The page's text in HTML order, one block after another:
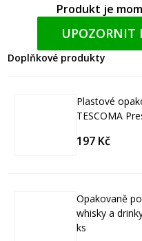
Produkt je
UPOZORNIT
Doplňkové produkty
Plastové
TESCOMA
197 Kč
Opakovaně
whisky a
ks